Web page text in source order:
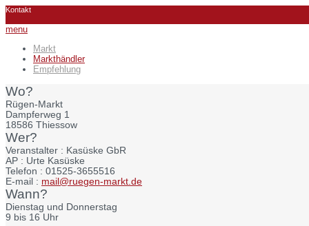
Kontakt
menu
Markt
Markthändler
Empfehlung
Wo?
Rügen-Markt
Dampferweg 1
18586 Thiessow
Wer?
Veranstalter : Kasüske GbR
AP : Urte Kasüske
Telefon : 01525-3655516
E-mail : mail@ruegen-markt.de
Wann?
Dienstag und Donnerstag
9 bis 16 Uhr